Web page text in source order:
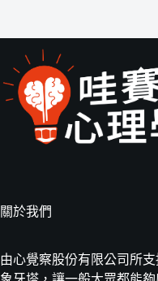
關於我們
由心覺察股份有限公司所